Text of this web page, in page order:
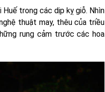
trong các dịp kỵ giỗ. Nhìn
thuật may, thêu của triều
rung cảm trước các hoa